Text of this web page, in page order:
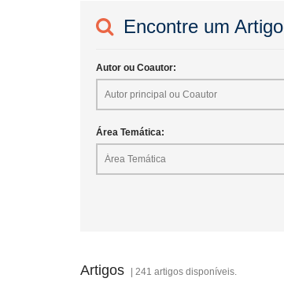
Encontre um Artigo
Autor ou Coautor:
Área Temática:
Artigos | 241 artigos disponíveis.